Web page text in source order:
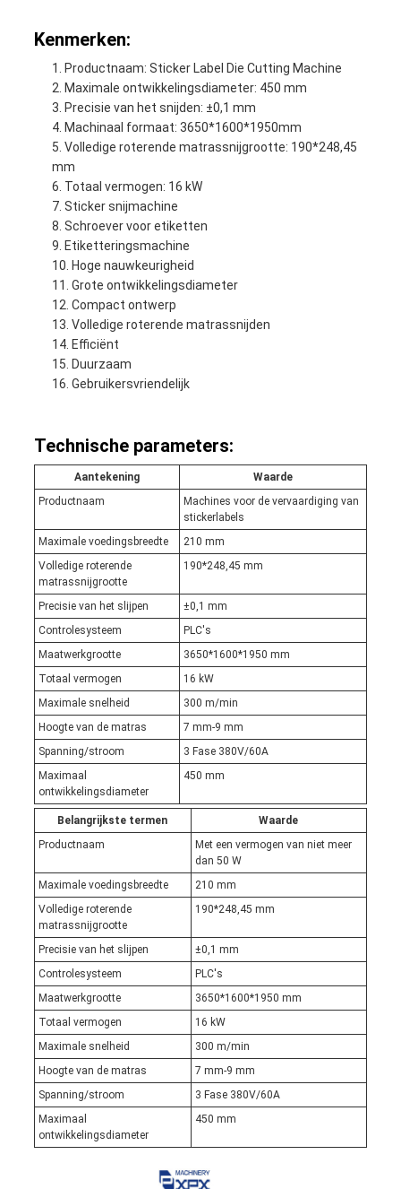
Kenmerken:
Productnaam: Sticker Label Die Cutting Machine
Maximale ontwikkelingsdiameter: 450 mm
Precisie van het snijden: ±0,1 mm
Machinaal formaat: 3650*1600*1950mm
Volledige roterende matrassnijgrootte: 190*248,45
mm
Totaal vermogen: 16 kW
Sticker snijmachine
Schroever voor etiketten
Etiketteringsmachine
Hoge nauwkeurigheid
Grote ontwikkelingsdiameter
Compact ontwerp
Volledige roterende matrassnijden
Efficiënt
Duurzaam
Gebruikersvriendelijk
Technische parameters:
Aantekening
Waarde
Productnaam
Machines voor de vervaardiging van
stickerlabels
Maximale voedingsbreedte
210 mm
Volledige roterende
matrassnijgrootte
190*248,45 mm
Precisie van het slijpen
±0,1 mm
Controlesysteem
PLC's
Maatwerkgrootte
3650*1600*1950 mm
Totaal vermogen
16 kW
Maximale snelheid
300 m/min
Hoogte van de matras
7 mm-9 mm
Spanning/stroom
3 Fase 380V/60A
Maximaal
ontwikkelingsdiameter
450 mm
Belangrijkste termen
Waarde
Productnaam
Met een vermogen van niet meer
dan 50 W
Maximale voedingsbreedte
210 mm
Volledige roterende
matrassnijgrootte
190*248,45 mm
Precisie van het slijpen
±0,1 mm
Controlesysteem
PLC's
Maatwerkgrootte
3650*1600*1950 mm
Totaal vermogen
16 kW
Maximale snelheid
300 m/min
Hoogte van de matras
7 mm-9 mm
Spanning/stroom
3 Fase 380V/60A
Maximaal
ontwikkelingsdiameter
450 mm